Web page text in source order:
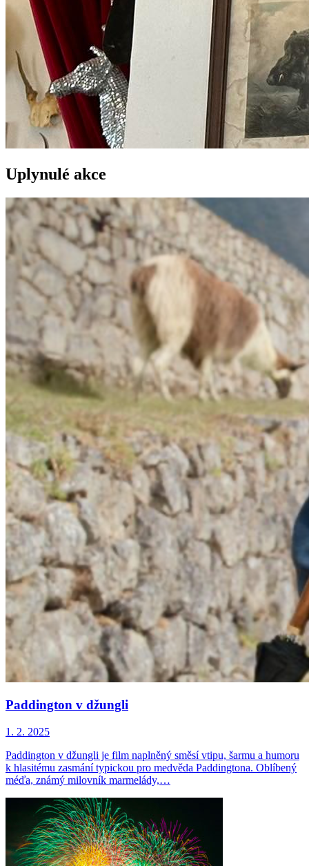
Uplynulé akce
Paddington v džungli
1. 2. 2025
Paddington v džungli je film naplněný směsí vtipu, šarmu a humoru
k hlasitému zasmání typickou pro medvěda Paddingtona. Oblíbený
méďa, známý milovník ​​marmelády,…